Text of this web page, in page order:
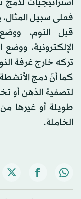
استراتيجيات
فعلى سبيل
قبل النوم،
الإلكترونية،
تركه خارج غرفة
كما أنّ دمج
لتصفية الذهن أو
طويلة أو غيرها
الخاملة.